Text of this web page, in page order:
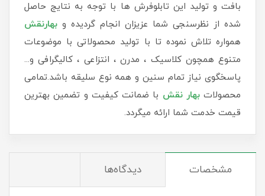
بافت و تولید این تابلوفرش ها با توجه به نتایج حاصل
شده از نظرسنجی شما عزیزان انجام گردیده و بهارنقش
همواره تلاش نموده تا با تولید محصولاتی با موضوعات
متنوع همچون کلاسیک ، مدرن ، انتزاعی ، کالیگرافی و...
پاسخگوی نیاز تمام سنین و همه نوع سلیقه باشد.تمامی
محصولاتبهار نقش با ضمانت کیفیت و تضمین بهترین
قیمت خدمت شما ارائه میگردد.
مشخصات دیدگاه‌ها